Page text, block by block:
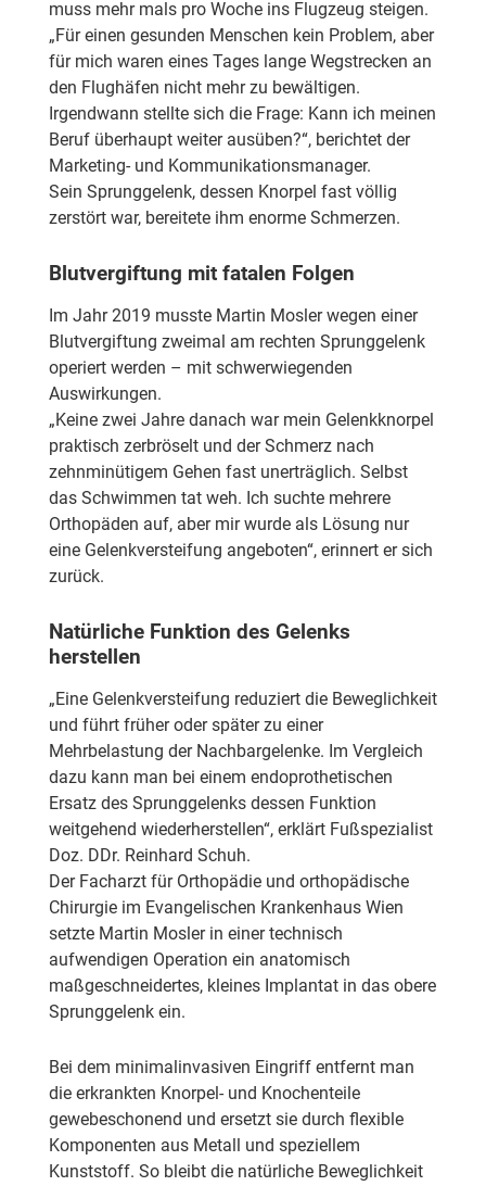
muss mehr mals pro Woche ins Flugzeug steigen.
„Für einen gesunden Menschen kein Problem, aber
für mich waren eines Tages lange Wegstrecken an
den Flughäfen nicht mehr zu bewältigen.
Irgendwann stellte sich die Frage: Kann ich meinen
Beruf überhaupt weiter ausüben?“, berichtet der
Marketing- und Kommunikationsmanager.
Sein Sprunggelenk, dessen Knorpel fast völlig
zerstört war, bereitete ihm enorme Schmerzen.
Blutvergiftung mit fatalen Folgen
Im Jahr 2019 musste Martin Mosler wegen einer
Blutvergiftung zweimal am rechten Sprunggelenk
operiert werden – mit schwerwiegenden
Auswirkungen.
„Keine zwei Jahre danach war mein Gelenkknorpel
praktisch zerbröselt und der Schmerz nach
zehnminütigem Gehen fast unerträglich. Selbst
das Schwimmen tat weh. Ich suchte mehrere
Orthopäden auf, aber mir wurde als Lösung nur
eine Gelenkversteifung angeboten“, erinnert er sich
zurück.
Natürliche Funktion des Gelenks
herstellen
„Eine Gelenkversteifung reduziert die Beweglichkeit
und führt früher oder später zu einer
Mehrbelastung der Nachbargelenke. Im Vergleich
dazu kann man bei einem endoprothetischen
Ersatz des Sprunggelenks dessen Funktion
weitgehend wiederherstellen“, erklärt Fußspezialist
Doz. DDr. Reinhard Schuh.
Der Facharzt für Orthopädie und orthopädische
Chirurgie im Evangelischen Krankenhaus Wien
setzte Martin Mosler in einer technisch
aufwendigen Operation ein anatomisch
maßgeschneidertes, kleines Implantat in das obere
Sprunggelenk ein.
Bei dem minimalinvasiven Eingriff entfernt man
die erkrankten Knorpel- und Knochenteile
gewebeschonend und ersetzt sie durch flexible
Komponenten aus Metall und speziellem
Kunststoff. So bleibt die natürliche Beweglichkeit